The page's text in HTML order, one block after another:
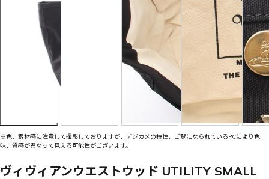
※色、素材感に注意して撮影しておりますが、デジカメの特性、ご覧になられているPCにより色
味、質感が異なって見える可能性がございます。
ヴィヴィアンウエストウッド UTILITY SMALL